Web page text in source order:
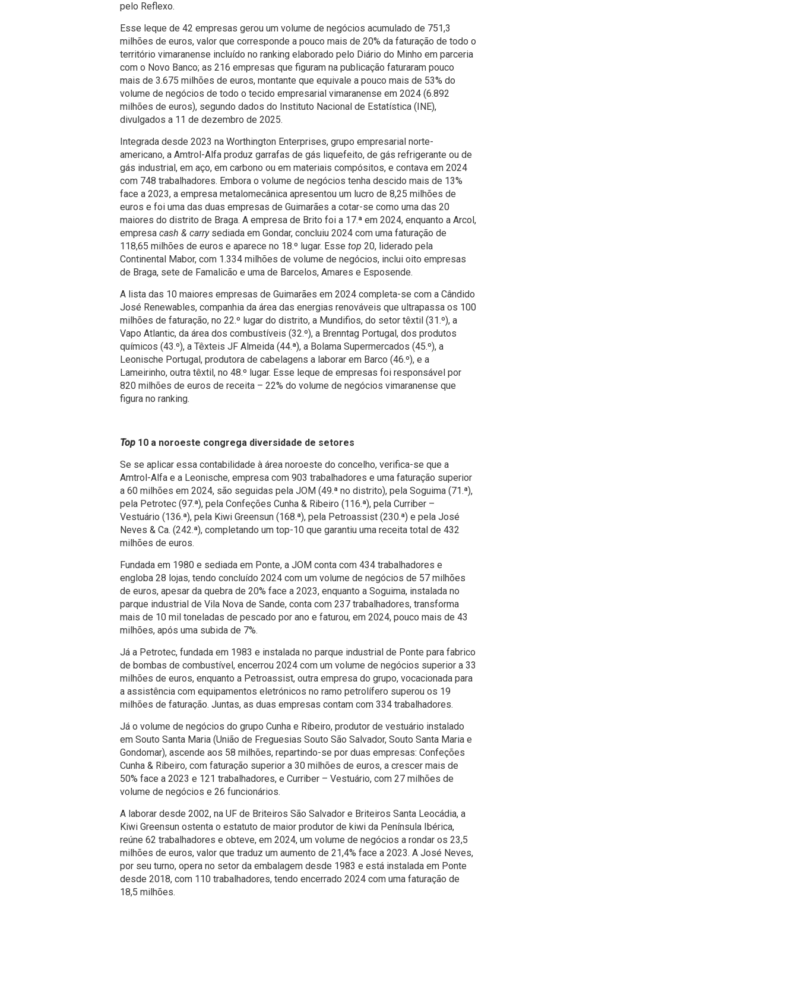
pelo Reflexo.
Esse leque de 42 empresas gerou um volume de negócios acumulado de 751,3
milhões de euros, valor que corresponde a pouco mais de 20% da faturação de todo o
território vimaranense incluído no ranking elaborado pelo Diário do Minho em parceria
com o Novo Banco; as 216 empresas que figuram na publicação faturaram pouco
mais de 3.675 milhões de euros, montante que equivale a pouco mais de 53% do
volume de negócios de todo o tecido empresarial vimaranense em 2024 (6.892
milhões de euros), segundo dados do Instituto Nacional de Estatística (INE),
divulgados a 11 de dezembro de 2025.
Integrada desde 2023 na Worthington Enterprises, grupo empresarial norte-
americano, a Amtrol-Alfa produz garrafas de gás liquefeito, de gás refrigerante ou de
gás industrial, em aço, em carbono ou em materiais compósitos, e contava em 2024
com 748 trabalhadores. Embora o volume de negócios tenha descido mais de 13%
face a 2023, a empresa metalomecânica apresentou um lucro de 8,25 milhões de
euros e foi uma das duas empresas de Guimarães a cotar-se como uma das 20
maiores do distrito de Braga. A empresa de Brito foi a 17.ª em 2024, enquanto a Arcol,
empresa cash & carry sediada em Gondar, concluiu 2024 com uma faturação de
118,65 milhões de euros e aparece no 18.º lugar. Esse top 20, liderado pela
Continental Mabor, com 1.334 milhões de volume de negócios, inclui oito empresas
de Braga, sete de Famalicão e uma de Barcelos, Amares e Esposende.
A lista das 10 maiores empresas de Guimarães em 2024 completa-se com a Cândido
José Renewables, companhia da área das energias renováveis que ultrapassa os 100
milhões de faturação, no 22.º lugar do distrito, a Mundifios, do setor têxtil (31.º), a
Vapo Atlantic, da área dos combustíveis (32.º), a Brenntag Portugal, dos produtos
químicos (43.º), a Têxteis JF Almeida (44.ª), a Bolama Supermercados (45.º), a
Leonische Portugal, produtora de cabelagens a laborar em Barco (46.º), e a
Lameirinho, outra têxtil, no 48.º lugar. Esse leque de empresas foi responsável por
820 milhões de euros de receita – 22% do volume de negócios vimaranense que
figura no ranking.
Top 10 a noroeste congrega diversidade de setores
Se se aplicar essa contabilidade à área noroeste do concelho, verifica-se que a
Amtrol-Alfa e a Leonische, empresa com 903 trabalhadores e uma faturação superior
a 60 milhões em 2024, são seguidas pela JOM (49.ª no distrito), pela Soguima (71.ª),
pela Petrotec (97.ª), pela Confeções Cunha & Ribeiro (116.ª), pela Curriber –
Vestuário (136.ª), pela Kiwi Greensun (168.ª), pela Petroassist (230.ª) e pela José
Neves & Ca. (242.ª), completando um top-10 que garantiu uma receita total de 432
milhões de euros.
Fundada em 1980 e sediada em Ponte, a JOM conta com 434 trabalhadores e
engloba 28 lojas, tendo concluído 2024 com um volume de negócios de 57 milhões
de euros, apesar da quebra de 20% face a 2023, enquanto a Soguima, instalada no
parque industrial de Vila Nova de Sande, conta com 237 trabalhadores, transforma
mais de 10 mil toneladas de pescado por ano e faturou, em 2024, pouco mais de 43
milhões, após uma subida de 7%.
Já a Petrotec, fundada em 1983 e instalada no parque industrial de Ponte para fabrico
de bombas de combustível, encerrou 2024 com um volume de negócios superior a 33
milhões de euros, enquanto a Petroassist, outra empresa do grupo, vocacionada para
a assistência com equipamentos eletrónicos no ramo petrolífero superou os 19
milhões de faturação. Juntas, as duas empresas contam com 334 trabalhadores.
Já o volume de negócios do grupo Cunha e Ribeiro, produtor de vestuário instalado
em Souto Santa Maria (União de Freguesias Souto São Salvador, Souto Santa Maria e
Gondomar), ascende aos 58 milhões, repartindo-se por duas empresas: Confeções
Cunha & Ribeiro, com faturação superior a 30 milhões de euros, a crescer mais de
50% face a 2023 e 121 trabalhadores, e Curriber – Vestuário, com 27 milhões de
volume de negócios e 26 funcionários.
A laborar desde 2002, na UF de Briteiros São Salvador e Briteiros Santa Leocádia, a
Kiwi Greensun ostenta o estatuto de maior produtor de kiwi da Península Ibérica,
reúne 62 trabalhadores e obteve, em 2024, um volume de negócios a rondar os 23,5
milhões de euros, valor que traduz um aumento de 21,4% face a 2023. A José Neves,
por seu turno, opera no setor da embalagem desde 1983 e está instalada em Ponte
desde 2018, com 110 trabalhadores, tendo encerrado 2024 com uma faturação de
18,5 milhões.